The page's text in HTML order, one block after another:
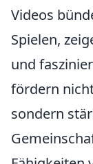
Videos
Spielen,
und
fördern
sondern